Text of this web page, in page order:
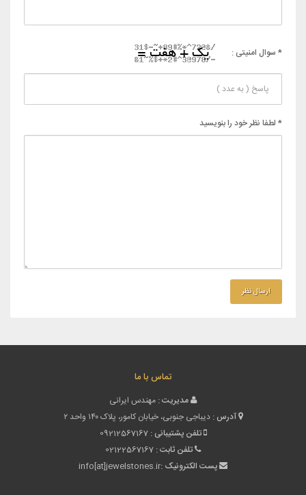
* سوال امنیتی :
* لطفا نظر خود را بنویسید
تماس با ما
مدیریت : مهندس ایرانی
آدرس : دیباجی جنوبی، خیابان کامور، پلاک ۱۴۰ واحد ۲
تلفن پشتیبانی : 09212567167
تلفن ثابت : 02122567167
پست الکترونیک :info[at]jewelstones.ir